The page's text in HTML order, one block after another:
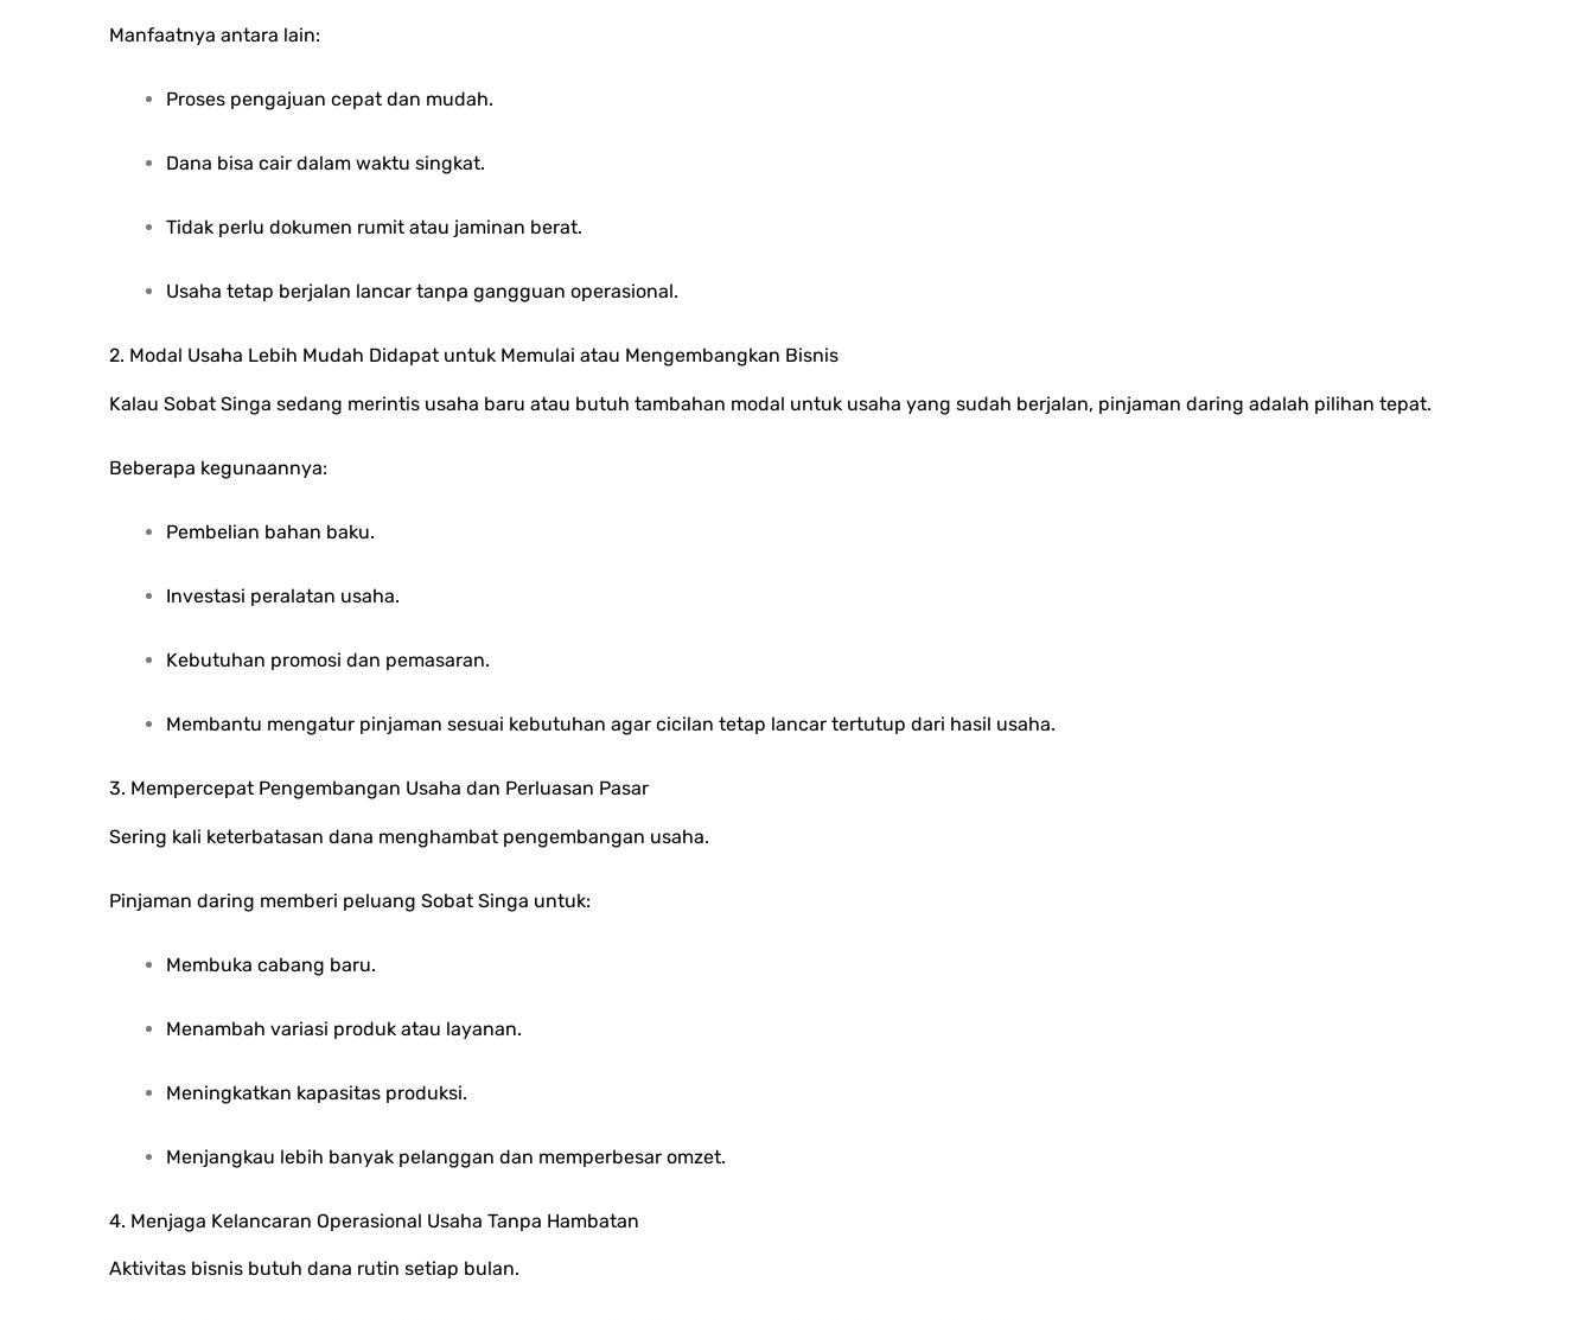
Manfaatnya antara lain:
Proses pengajuan cepat dan mudah.
Dana bisa cair dalam waktu singkat.
Tidak perlu dokumen rumit atau jaminan berat.
Usaha tetap berjalan lancar tanpa gangguan operasional.
2. Modal Usaha Lebih Mudah Didapat untuk Memulai atau Mengembangkan Bisnis
Kalau Sobat Singa sedang merintis usaha baru atau butuh tambahan modal untuk usaha yang sudah berjalan, pinjaman daring adalah pilihan tepat.
Beberapa kegunaannya:
Pembelian bahan baku.
Investasi peralatan usaha.
Kebutuhan promosi dan pemasaran.
Membantu mengatur pinjaman sesuai kebutuhan agar cicilan tetap lancar tertutup dari hasil usaha.
3. Mempercepat Pengembangan Usaha dan Perluasan Pasar
Sering kali keterbatasan dana menghambat pengembangan usaha.
Pinjaman daring memberi peluang Sobat Singa untuk:
Membuka cabang baru.
Menambah variasi produk atau layanan.
Meningkatkan kapasitas produksi.
Menjangkau lebih banyak pelanggan dan memperbesar omzet.
4. Menjaga Kelancaran Operasional Usaha Tanpa Hambatan
Aktivitas bisnis butuh dana rutin setiap bulan.